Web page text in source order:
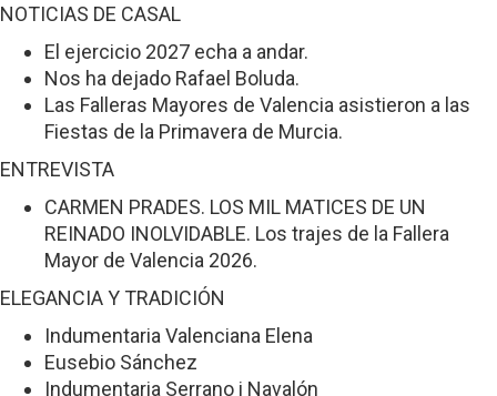
NOTICIAS DE CASAL
El ejercicio 2027 echa a andar.
Nos ha dejado Rafael Boluda.
Las Falleras Mayores de Valencia asistieron a las
Fiestas de la Primavera de Murcia.
ENTREVISTA
CARMEN PRADES. LOS MIL MATICES DE UN
REINADO INOLVIDABLE. Los trajes de la Fallera
Mayor de Valencia 2026.
ELEGANCIA Y TRADICIÓN
Indumentaria Valenciana Elena
Eusebio Sánchez
Indumentaria Serrano i Navalón